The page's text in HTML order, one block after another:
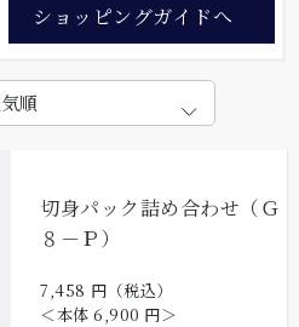
ショッピングガイドへ
切身パック詰め合わせ（Ｇ
８－Ｐ）
7,458 円（税込）
＜本体 6,900 円＞